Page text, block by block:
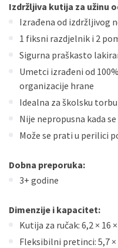
Izdržljiva kutija za užinu
Izrađena od izdržljivog
1 fiksni razdjelnik i 2
Sigurna praškasto
Umetci izrađeni od
organizacije hrane
Idealna za školsku
Nije nepropusna kada
Može se prati u perilici
Dobna preporuka:
3+ godine
Dimenzije i kapacitet:
Kutija za ručak: 6,2 × 16
Fleksibilni pretinci: 5,7